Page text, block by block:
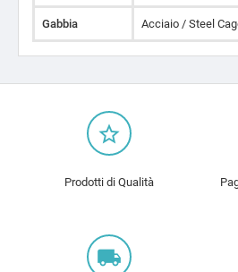
Gabbia Acciaio / Steel
star_border
Prodotti di Qualità
local_shipping